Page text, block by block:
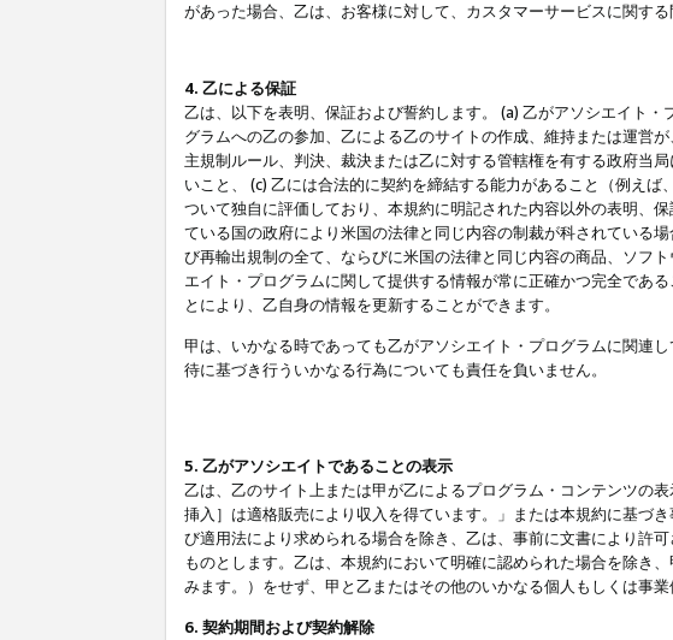
があった場合、乙は、お客様に対して、カスタマーサービスに関す
4. 乙による保証
乙は、以下を表明、保証および誓約します。 (a) 乙がアソシエイト
グラムへの乙の参加、乙による乙のサイトの作成、維持または運営
主規制ルール、判決、裁決または乙に対する管轄権を有する政府当
いこと、 (c) 乙には合法的に契約を締結する能力があること（例え
ついて独自に評価しており、本規約に明記された内容以外の表明、
ている国の政府により米国の法律と同じ内容の制裁が科されている
び再輸出規制の全て、ならびに米国の法律と同じ内容の商品、ソフ
エイト・プログラムに関して提供する情報が常に正確かつ完全であ
とにより、乙自身の情報を更新することができます。
甲は、いかなる時であっても乙がアソシエイト・プログラムに関連
待に基づき行ういかなる行為についても責任を負いません。
5. 乙がアソシエイトであることの表示
乙は、乙のサイト上または甲が乙によるプログラム・コンテンツの
挿入］は適格販売により収入を得ています。」または本規約に基づ
び適用法により求められる場合を除き、乙は、事前に文書により許
ものとします。乙は、本規約において明確に認められた場合を除き
みます。）をせず、甲と乙またはその他のいかなる個人もしくは事
6. 契約期間および契約解除